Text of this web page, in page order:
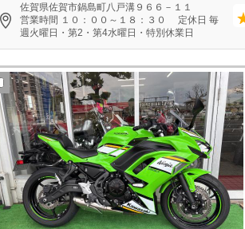
佐賀県佐賀市鍋島町八戸溝９６６－１１
営業時間 １０：００～１８：３０ 定休日 毎
週火曜日・第2・第4水曜日・特別休業日